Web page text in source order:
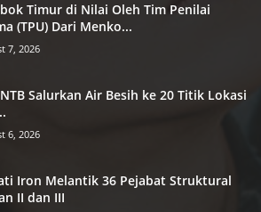
Timur di Nilai Oleh Tim Penilai
(TPU) Dari Menko...
7, 2026
Salurkan Air Besih ke 20 Titik Lokasi
6, 2026
Iron Melantik 36 Pejabat Struktural
II dan III